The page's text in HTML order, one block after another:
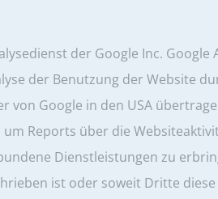
der Google Inc.
der Benutzung der Website
von Google in den USA
Reports über die
Dienstleistungen zu
ist oder soweit Dritte